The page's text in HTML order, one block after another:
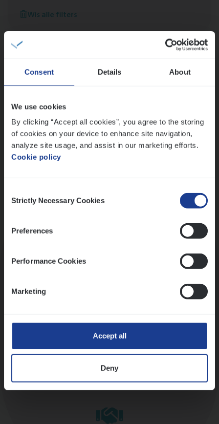
Consent Details About
We use cookies
By clicking “Accept all cookies”, you agree to the storing
of cookies on your device to enhance site navigation,
analyze site usage, and assist in our marketing efforts.
Cookie policy
Selection
Strictly Necessary Cookies
Preferences
Performance Cookies
Marketing
Accept all
Deny
Wis alle filters
Meer dan collega’s: hoe Julie en Aurélie elkaar
versterken
Mathias houdt van diepgaande dossiers én droge
humor
werk
Ons sollicitatieproces
Diepte-interview met leidinggevende